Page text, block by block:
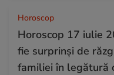
Horoscop
Horoscop 17 iulie
fie surprinși de
familiei în legătură